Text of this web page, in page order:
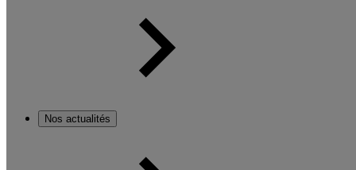
Nos actualités